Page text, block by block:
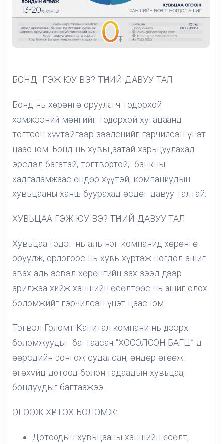
БОНД ГЭЖ ЮУ ВЭ? ТҮҮНИЙ ДАВУУ ТАЛ
Бонд нь хөрөнгө оруулагч тодорхой
хэмжээний мөнгийг тодорхой хугацаанд
тогтсон хүүтэйгээр зээлснийг гэрчилсэн үнэт
цаас юм. Бонд нь хувьцаатай харьцуулахад
эрсдэл багатай, тогтвортой, банкны
хадгаламжаас өндөр хүүтэй, компаниудын
хувьцааны ханш буурахад өсдөг давуу талтай.
ХУВЬЦАА ГЭЖ ЮУ ВЭ? ТҮҮНИЙ ДАВУУ ТАЛ
Хувьцаа гэдэг нь аль нэг компанид хөрөнгө
оруулж, орлогоос нь хувь хүртэж ногдол ашиг
авах аль эсвэл хөрөнгийн зах зээл дээр
арилжаа хийж ханшийн өсөлтөөс нь ашиг олох
боломжийг гэрчилсэн үнэт цаас юм.
Тэгвэл Голомт Капитал компани нь дээрх
боломжуудыг багтаасан “ХОСОЛСОН БАГЦ”-д
өөрсдийн сонгож судалсан, өндөр өгөөж
өгөхүйц дотоод болон гадаадын хувьцаа,
бондуудыг багтаажээ.
ӨГӨӨЖ ХҮРТЭХ БОЛОМЖ:
Дотоодын хувьцааны ханшийн өсөлт,